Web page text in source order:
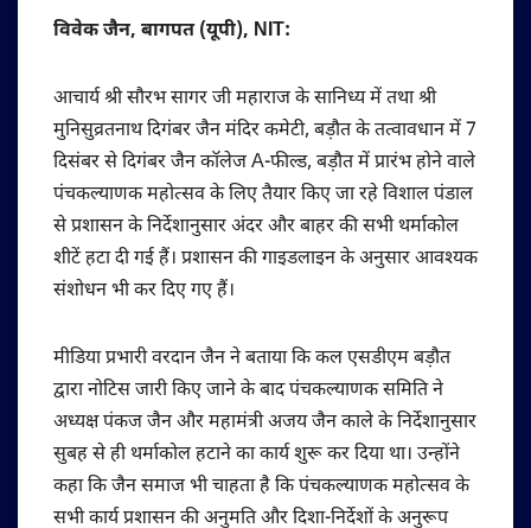
विवेक जैन, बागपत (यूपी), NIT:
आचार्य श्री सौरभ सागर जी महाराज के सानिध्य में तथा श्री
मुनिसुव्रतनाथ दिगंबर जैन मंदिर कमेटी, बड़ौत के तत्वावधान में 7
दिसंबर से दिगंबर जैन कॉलेज A-फील्ड, बड़ौत में प्रारंभ होने वाले
पंचकल्याणक महोत्सव के लिए तैयार किए जा रहे विशाल पंडाल
से प्रशासन के निर्देशानुसार अंदर और बाहर की सभी थर्माकोल
शीटें हटा दी गई हैं। प्रशासन की गाइडलाइन के अनुसार आवश्यक
संशोधन भी कर दिए गए हैं।
मीडिया प्रभारी वरदान जैन ने बताया कि कल एसडीएम बड़ौत
द्वारा नोटिस जारी किए जाने के बाद पंचकल्याणक समिति ने
अध्यक्ष पंकज जैन और महामंत्री अजय जैन काले के निर्देशानुसार
सुबह से ही थर्माकोल हटाने का कार्य शुरू कर दिया था। उन्होंने
कहा कि जैन समाज भी चाहता है कि पंचकल्याणक महोत्सव के
सभी कार्य प्रशासन की अनुमति और दिशा-निर्देशों के अनुरूप